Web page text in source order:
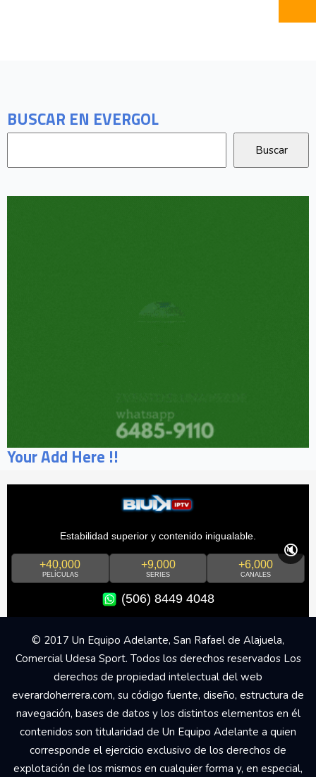
BUSCAR EN EVERGOL
Your Add Here !!
Estabilidad superior y contenido inigualable.
+40,000
PELÍCULAS
+9,000
SERIES
+6,000
CANALES
(506) 8449 4048
🔇
© 2017 Un Equipo Adelante, San Rafael de Alajuela,
Comercial Udesa Sport. Todos los derechos reservados Los
derechos de propiedad intelectual del web
everardoherrera.com, su código fuente, diseño, estructura de
navegación, bases de datos y los distintos elementos en él
contenidos son titularidad de Un Equipo Adelante a quien
corresponde el ejercicio exclusivo de los derechos de
explotación de los mismos en cualquier forma y, en especial,